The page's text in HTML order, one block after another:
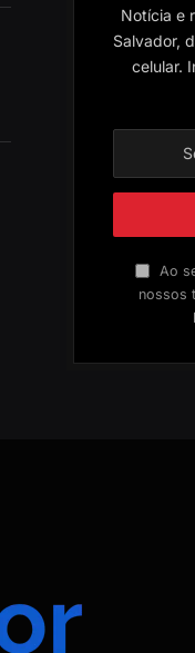
Notícia e
Salvador,
celular.
Ao
nossos